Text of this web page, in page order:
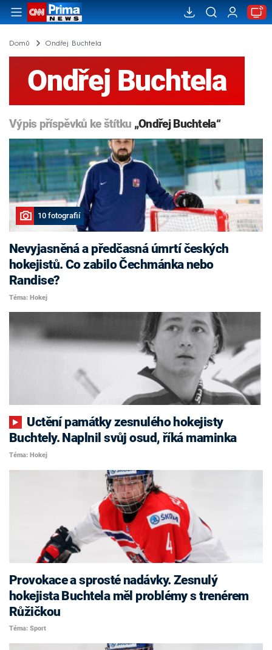
Domů Ondřej Buchtela
Ondřej Buchtela
Výpis příspěvků ke štítku „Ondřej Buchtela“
10 fotografií
Nevyjasněná a předčasná úmrtí českých
hokejistů. Co zabilo Čechmánka nebo
Randise?
Téma: Hokej
Buchtely. Naplnil svůj osud, říká maminka
Téma: Hokej
Provokace a sprosté nadávky. Zesnulý
hokejista Buchtela měl problémy s trenérem
Růžičkou
Téma: Sport